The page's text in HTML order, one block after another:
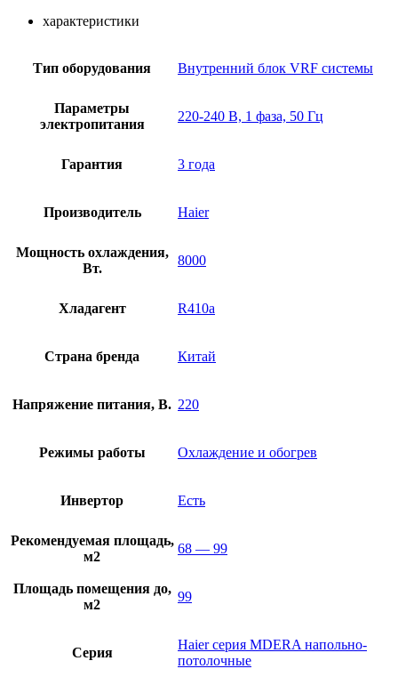
характеристики
Тип оборудования Внутренний блок VRF системы
Параметры
электропитания
220-240 В, 1 фаза, 50 Гц
Гарантия 3 года
Производитель Haier
Мощность охлаждения,
Вт.
8000
Хладагент R410a
Страна бренда Китай
Напряжение питания, В. 220
Режимы работы Охлаждение и обогрев
Инвертор Есть
Рекомендуемая площадь,
м2
68 — 99
Площадь помещения до,
м2
99
Серия
Haier серия MDERA напольно-
потолочные